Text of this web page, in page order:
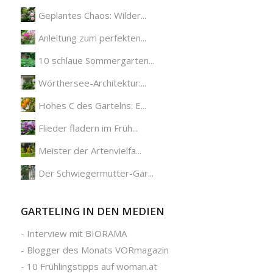
Geplantes Chaos: Wilder...
Anleitung zum perfekten...
10 schlaue Sommergarten...
Wörthersee-Architektur:...
Hohes C des Gartelns: E...
Flieder fladern im Früh...
Meister der Artenvielfa...
Der Schwiegermutter-Gar...
GARTELING IN DEN MEDIEN
- Interview mit BIORAMA
- Blogger des Monats VORmagazin
- 10 Frühlingstipps auf woman.at